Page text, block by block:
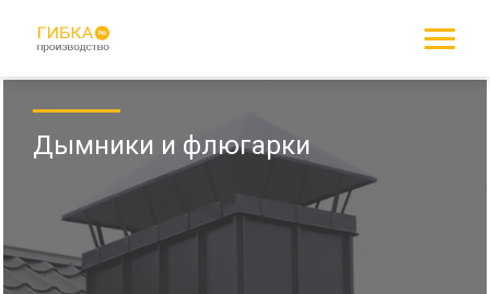
Дымники и флюгарки